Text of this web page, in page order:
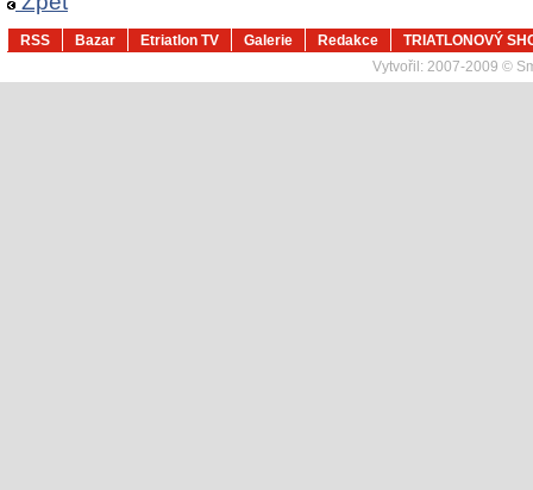
RSS Bazar Etriatlon TV Galerie Redakce
TRIATLONOVÝ
Vytvořil: 2007-2009 ©